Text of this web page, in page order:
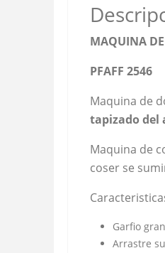
MAQUINA DE
PFAFF 2546
Maquina de
tapizado del
Maquina de
coser se
Garfio
Arrastre